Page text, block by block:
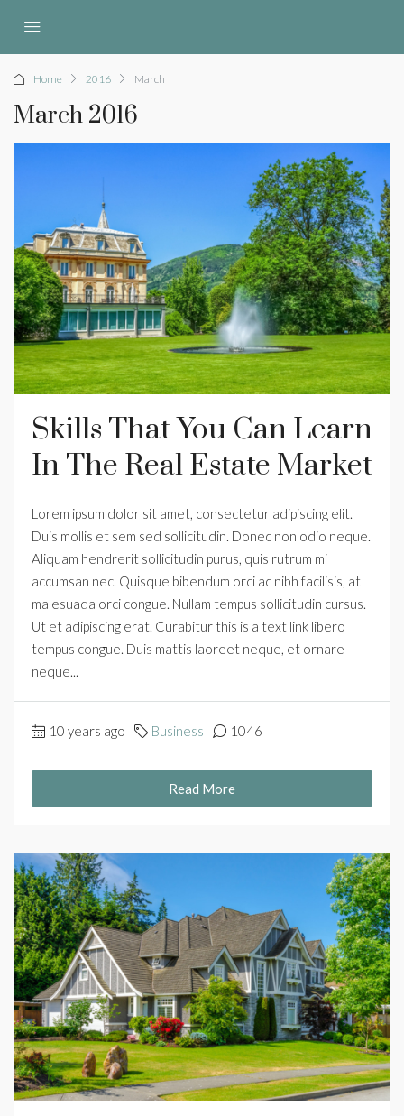
Home 2016 March
March 2016
Skills That You Can Learn
In The Real Estate Market
Lorem ipsum dolor sit amet, consectetur adipiscing elit.
Duis mollis et sem sed sollicitudin. Donec non odio neque.
Aliquam hendrerit sollicitudin purus, quis rutrum mi
accumsan nec. Quisque bibendum orci ac nibh facilisis, at
malesuada orci congue. Nullam tempus sollicitudin cursus.
Ut et adipiscing erat. Curabitur this is a text link libero
tempus congue. Duis mattis laoreet neque, et ornare
neque...
10 years ago Business 1046
Read More